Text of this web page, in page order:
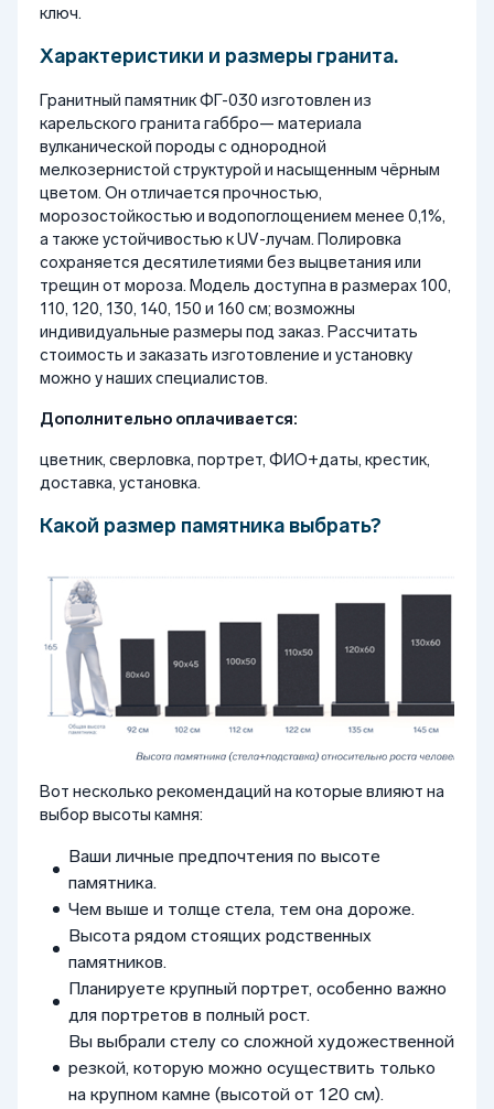
ключ.
Характеристики и размеры гранита.
Гранитный памятник ФГ-030 изготовлен из
карельского гранита габбро— материала
вулканической породы с однородной
мелкозернистой структурой и насыщенным чёрным
цветом. Он отличается прочностью,
морозостойкостью и водопоглощением менее 0,1%,
а также устойчивостью к UV-лучам. Полировка
сохраняется десятилетиями без выцветания или
трещин от мороза. Модель доступна в размерах 100,
110, 120, 130, 140, 150 и 160 см; возможны
индивидуальные размеры под заказ. Рассчитать
стоимость и заказать изготовление и установку
можно у наших специалистов.
Дополнительно оплачивается:
цветник, сверловка, портрет, ФИО+даты, крестик,
доставка, установка.
Какой размер памятника выбрать?
Вот несколько рекомендаций на которые влияют на
выбор высоты камня:
Ваши личные предпочтения по высоте
памятника.
Чем выше и толще стела, тем она дороже.
Высота рядом стоящих родственных
памятников.
Планируете крупный портрет, особенно важно
для портретов в полный рост.
Вы выбрали стелу со сложной художественной
резкой, которую можно осуществить только
на крупном камне (высотой от 120 см).